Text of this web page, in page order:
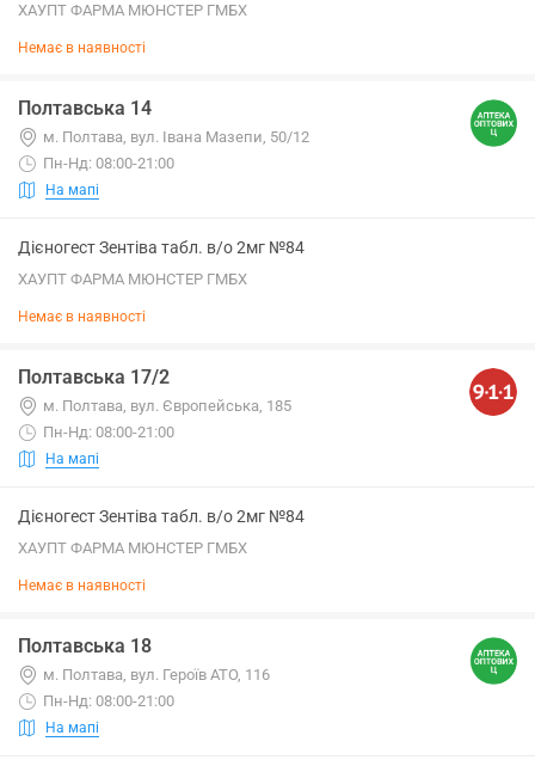
ХАУПТ ФАРМА МЮНСТЕР ГМБХ
Немає в наявності
Полтавська 14
м. Полтава, вул. Івана Мазепи, 50/12
Пн-Нд: 08:00-21:00
На мапі
Дієногест Зентіва табл. в/о 2мг №84
ХАУПТ ФАРМА МЮНСТЕР ГМБХ
Немає в наявності
Полтавська 17/2
м. Полтава, вул. Європейська, 185
Пн-Нд: 08:00-21:00
На мапі
Дієногест Зентіва табл. в/о 2мг №84
ХАУПТ ФАРМА МЮНСТЕР ГМБХ
Немає в наявності
Полтавська 18
м. Полтава, вул. Героїв АТО, 116
Пн-Нд: 08:00-21:00
На мапі